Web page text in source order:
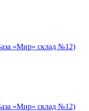
«Мир» склад №12)
«Мир» склад №12)